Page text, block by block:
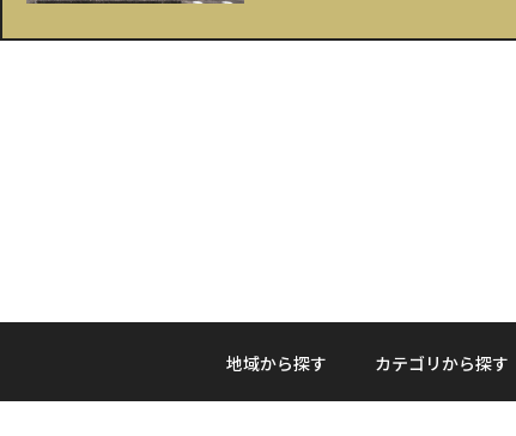
地域から探す カテゴリから探す